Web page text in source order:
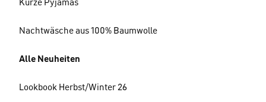
Kurze Pyjamas
Nachtwäsche aus 100% Baumwolle
Alle Neuheiten
Lookbook Herbst/Winter 26